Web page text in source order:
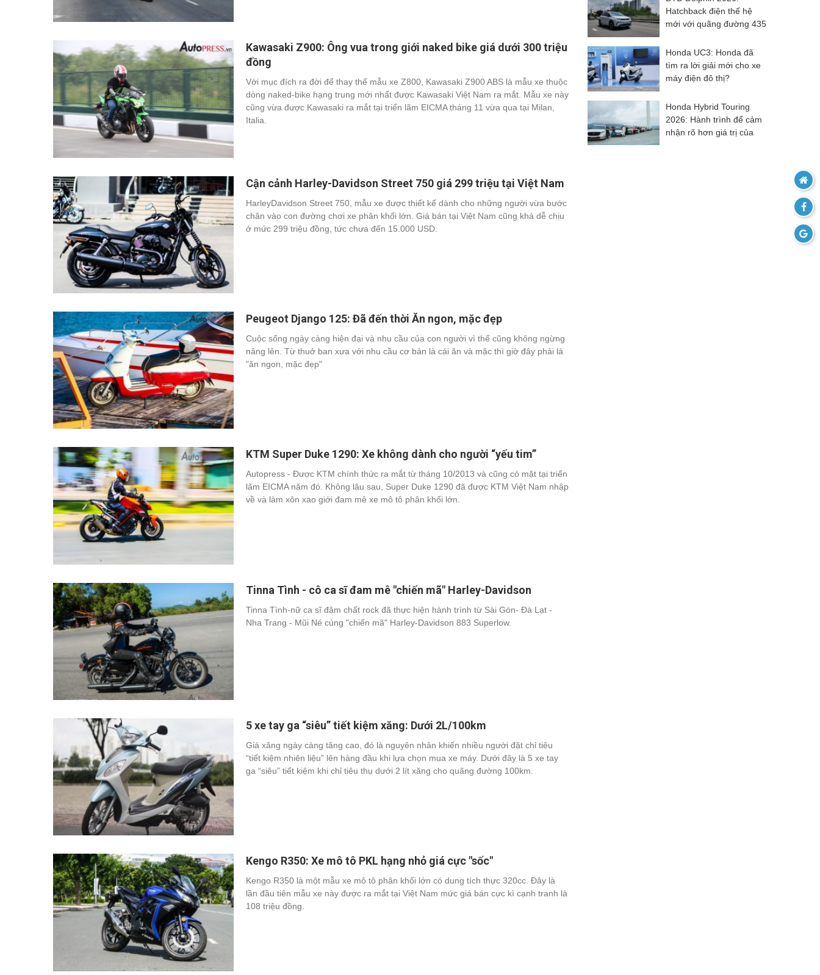
Kawasaki Z900: Ông vua trong giới naked bike giá dưới 300 triệu
đồng
Với mục đích ra đời để thay thế mẫu xe Z800, Kawasaki Z900 ABS là mẫu xe thuộc
dòng naked-bike hạng trung mới nhất được Kawasaki Việt Nam ra mắt. Mẫu xe này
cũng vừa được Kawasaki ra mắt tại triển lãm EICMA tháng 11 vừa qua tại Milan,
Italia.
Cận cảnh Harley-Davidson Street 750 giá 299 triệu tại Việt Nam
HarleyDavidson Street 750, mẫu xe được thiết kế dành cho những người vừa bước
chân vào con đường chơi xe phân khối lớn. Giá bán tại Việt Nam cũng khá dễ chịu
ở mức 299 triệu đồng, tức chưa đến 15.000 USD.
Peugeot Django 125: Đã đến thời Ăn ngon, mặc đẹp
Cuộc sống ngày càng hiện đại và nhu cầu của con người vì thế cũng không ngừng
nâng lên. Từ thuở ban xưa với nhu cầu cơ bản là cái ăn và mặc thì giờ đây phải là
"ăn ngon, mặc đẹp"
KTM Super Duke 1290: Xe không dành cho người “yếu tim”
Autopress - Được KTM chính thức ra mắt từ tháng 10/2013 và cũng có mặt tại triển
lãm EICMA năm đó. Không lâu sau, Super Duke 1290 đã được KTM Việt Nam nhập
về và làm xôn xao giới đam mê xe mô tô phân khối lớn.
Tinna Tình - cô ca sĩ đam mê "chiến mã" Harley-Davidson
Tinna Tình-nữ ca sĩ đậm chất rock đã thực hiện hành trình từ Sài Gòn- Đà Lạt -
Nha Trang - Mũi Né cùng "chiến mã" Harley-Davidson 883 Superlow.
5 xe tay ga “siêu” tiết kiệm xăng: Dưới 2L/100km
Giá xăng ngày càng tăng cao, đó là nguyên nhân khiến nhiều người đặt chỉ tiêu
“tiết kiệm nhiên liệu” lên hàng đầu khi lựa chọn mua xe máy. Dưới đây là 5 xe tay
ga “siêu” tiết kiệm khi chỉ tiêu thụ dưới 2 lít xăng cho quãng đường 100km.
Kengo R350: Xe mô tô PKL hạng nhỏ giá cực "sốc"
Kengo R350 là một mẫu xe mô tô phân khối lớn có dung tích thực 320cc. Đây là
lần đầu tiên mẫu xe này được ra mắt tại Việt Nam mức giá bán cực kì cạnh tranh là
108 triệu đồng.
Hatchback điện thế hệ
mới với quãng đường 435
và giá từ 499 triệu đồng
Honda UC3: Honda đã
tìm ra lời giải mới cho xe
máy điện đô thị?
Honda Hybrid Touring
2026: Hành trình để cảm
nhận rõ hơn giá trị của